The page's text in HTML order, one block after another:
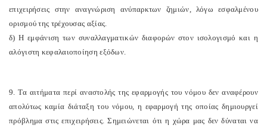
επιχειρήσεις στην αναγνώριση ανύπαρκτων ζημιών, λόγω εσφαλμένου
ορισμού της τρέχουσας αξίας.
δ) Η εμφάνιση των συναλλαγματικών διαφορών στον ισολογισμό και η
αλόγιστη κεφαλαιοποίηση εξόδων.
9. Τα αιτήματα περί αναστολής της εφαρμογής του νόμου δεν αναφέρουν
απολύτως καμία διάταξη του νόμου, η εφαρμογή της οποίας δημιουργεί
πρόβλημα στις επιχειρήσεις. Σημειώνεται ότι η χώρα μας δεν δύναται να